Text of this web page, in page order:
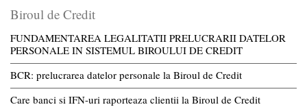
Biroul de Credit
FUNDAMENTAREA LEGALITATII PRELUCRARII DATELOR
PERSONALE IN SISTEMUL BIROULUI DE CREDIT
BCR: prelucrarea datelor personale la Biroul de Credit
Care banci si IFN-uri raporteaza clientii la Biroul de Credit